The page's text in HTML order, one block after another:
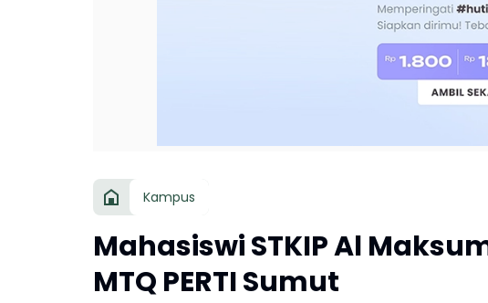
Kampus
Mahasiswi STKIP Al
MTQ PERTI Sumut